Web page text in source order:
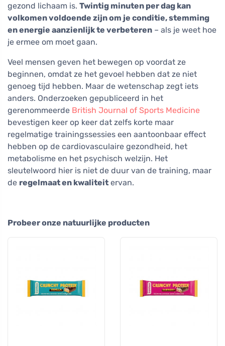
gezond lichaam is. Twintig minuten per dag kan
volkomen voldoende zijn om je conditie, stemming
en energie aanzienlijk te verbeteren – als je weet hoe
je ermee om moet gaan.
Veel mensen geven het bewegen op voordat ze
beginnen, omdat ze het gevoel hebben dat ze niet
genoeg tijd hebben. Maar de wetenschap zegt iets
anders. Onderzoeken gepubliceerd in het
gerenommeerde British Journal of Sports Medicine
bevestigen keer op keer dat zelfs korte maar
regelmatige trainingssessies een aantoonbaar effect
hebben op de cardiovasculaire gezondheid, het
metabolisme en het psychisch welzijn. Het
sleutelwoord hier is niet de duur van de training, maar
de regelmaat en kwaliteit ervan.
Probeer onze natuurlijke producten